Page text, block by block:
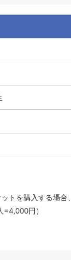
トを購入する場合、
円）